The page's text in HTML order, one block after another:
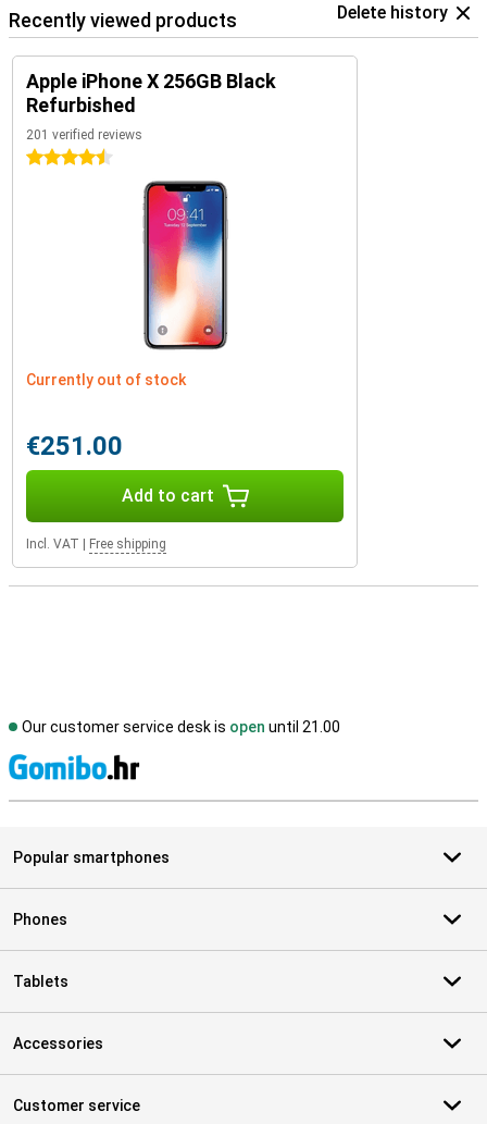
Recently viewed products Delete history
Apple iPhone X 256GB Black
Refurbished
201 verified reviews
4.5 stars
Currently out of stock
€251.00
Add to cart
Incl. VAT Free shipping
Our customer service desk is open until 21.00
Popular smartphones
Phones
Tablets
Accessories
Customer service